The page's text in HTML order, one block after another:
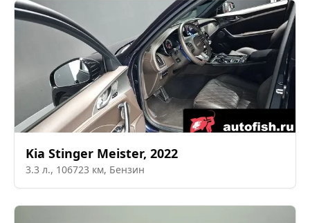
Kia Stinger Meister, 2022
3.3 л., 106723 км, Бензин